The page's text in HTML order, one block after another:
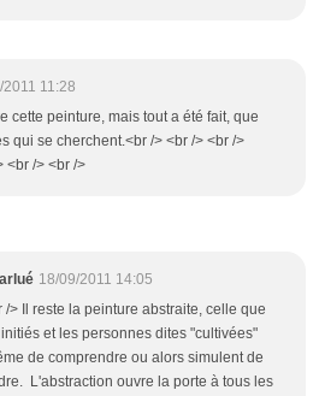
2011 11:28
cette peinture, mais tout a été fait, que
qui se cherchent.<br /> <br /> <br />
<br /> <br />
18/09/2011 14:05
/> Il reste la peinture abstraite, celle que
et les personnes dites "cultivées"
de comprendre ou alors simulent de
L'abstraction ouvre la porte à tous les